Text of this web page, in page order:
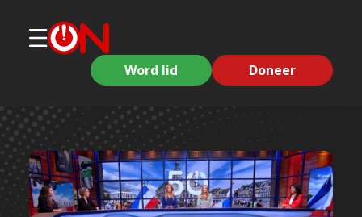
Word lid Doneer